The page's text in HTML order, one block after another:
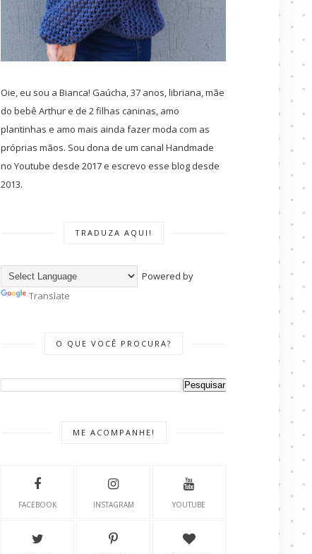
Oie, eu sou a Bianca! Gaúcha, 37 anos, libriana, mãe
do bebê Arthur e de 2 filhas caninas, amo
plantinhas e amo mais ainda fazer moda com as
próprias mãos. Sou dona de um canal Handmade
no Youtube desde 2017 e escrevo esse blog desde
2013.
TRADUZA AQUI!
Powered by
Translate
O QUE VOCÊ PROCURA?
ME ACOMPANHE!
FACEBOOK INSTAGRAM YOUTUBE